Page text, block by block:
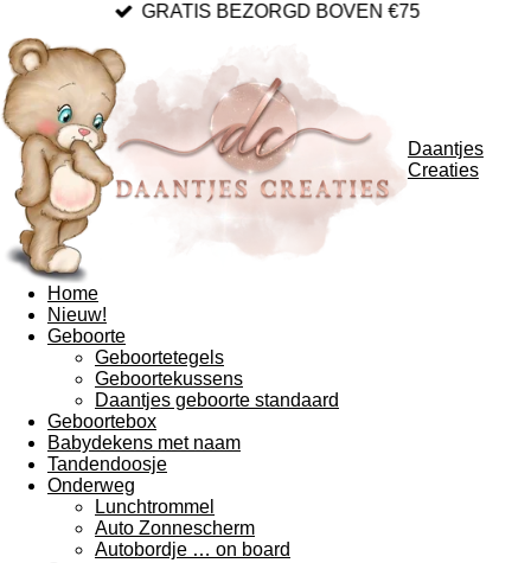
GRATIS BEZORGD BOVEN €75
Daantjes
Creaties
Home
Nieuw!
Geboorte
Geboortetegels
Geboortekussens
Daantjes geboorte standaard
Geboortebox
Babydekens met naam
Tandendoosje
Onderweg
Lunchtrommel
Auto Zonnescherm
Autobordje … on board